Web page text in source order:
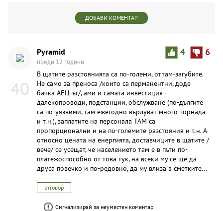
ДОБАВИ КОМЕНТАР
40
4 6
Pyramid
преди 12 години
В щатите разстоянията са по-големи, оттам-загубите.
Не само за преноса /които са перманентни, доде
бачка АЕЦ-ът/, ами и самата инвестиция -
далекопроводи, подстанции, обслужване (по-дългите
са по-уязвими, там ежегодно върлуват много торнада
и т.н.), заплатите на персонала ТАМ са
пропорционални и на по-големите разстояния и т.н. А
относно цената на енергията, доставчиците в щатите /
вече/ се усещат, че населението там е в пъти по-
платежоспособно от това тук, на всеки му се ще да
друса повечко и по-редовно, да му влиза в сметките...
отговор
Сигнализирай за неуместен коментар